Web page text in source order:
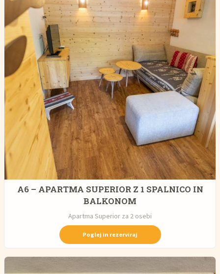
A6 – APARTMA SUPERIOR Z 1 SPALNICO IN
BALKONOM
Apartma Superior za 2 osebi
Poglej in rezerviraj